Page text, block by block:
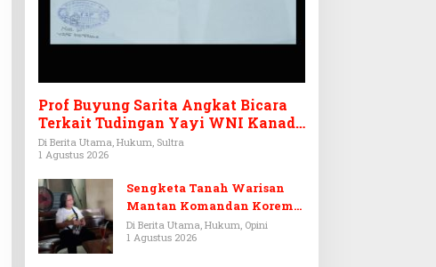
Prof Buyung Sarita Angkat Bicara
Terkait Tudingan Yayi WNI Kanada
Ditagih Utang Rp3,6 Miliar
Di Berita Utama, Hukum, Sultra
1 Agustus 2026
Sengketa Tanah Warisan
Mantan Komandan Korem
143/HO, Ketika Warisan
Menjadi Arena Pemerasan
Di Berita Utama, Hukum, Opini
1 Agustus 2026